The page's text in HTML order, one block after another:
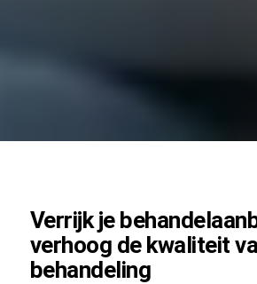
Verrijk je
verhoog de kwaliteit
behandeling